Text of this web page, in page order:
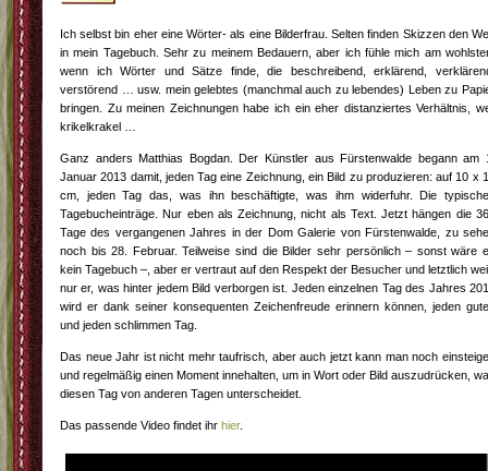
Ich selbst bin eher eine Wörter- als eine Bilderfrau. Selten finden Skizzen den
in mein Tagebuch. Sehr zu meinem Bedauern, aber ich fühle mich am
wenn ich Wörter und Sätze finde, die beschreibend, erklärend,
verstörend … usw. mein gelebtes (manchmal auch zu lebendes) Leben zu
bringen. Zu meinen Zeichnungen habe ich ein eher distanziertes Verhältnis,
krikelkrakel …
Ganz anders Matthias Bogdan. Der Künstler aus Fürstenwalde begann am
Januar 2013 damit, jeden Tag eine Zeichnung, ein Bild zu produzieren: auf 10 x
cm, jeden Tag das, was ihn beschäftigte, was ihm widerfuhr. Die
Tagebucheinträge. Nur eben als Zeichnung, nicht als Text. Jetzt hängen die
Tage des vergangenen Jahres in der Dom Galerie von Fürstenwalde, zu
noch bis 28. Februar. Teilweise sind die Bilder sehr persönlich – sonst wäre
kein Tagebuch –, aber er vertraut auf den Respekt der Besucher und letztlich
nur er, was hinter jedem Bild verborgen ist. Jeden einzelnen Tag des Jahres
wird er dank seiner konsequenten Zeichenfreude erinnern können, jeden
und jeden schlimmen Tag.
Das neue Jahr ist nicht mehr taufrisch, aber auch jetzt kann man noch
und regelmäßig einen Moment innehalten, um in Wort oder Bild auszudrücken,
diesen Tag von anderen Tagen unterscheidet.
Das passende Video findet ihr hier.